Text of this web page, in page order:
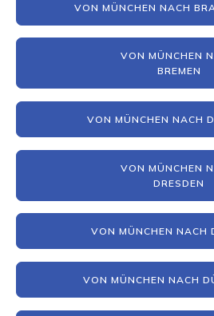
VON MÜNCHEN NACH
VON MÜNCHEN
BREMEN
VON MÜNCHEN NACH
VON MÜNCHEN
DRESDEN
VON MÜNCHEN NACH
VON MÜNCHEN NACH